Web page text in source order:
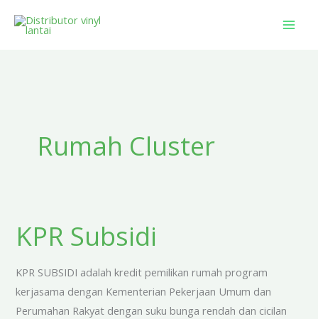
Rumah Cluster
KPR Subsidi
KPR SUBSIDI adalah kredit pemilikan rumah program
kerjasama dengan Kementerian Pekerjaan Umum dan
Perumahan Rakyat dengan suku bunga rendah dan cicilan
KPR
Subsidi